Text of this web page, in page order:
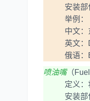
安装部位
举例：
中文：东
英文：
俄语：
喷油嘴（Fuel
定义：将
安装部位